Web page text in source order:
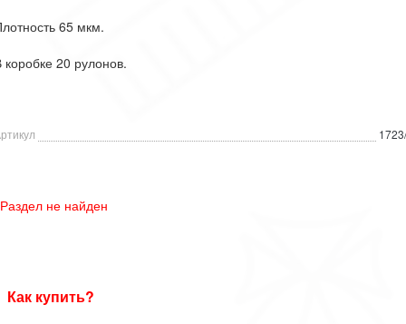
65 мкм.
коробке 20 рулонов.
Раздел не найден
Как купить?